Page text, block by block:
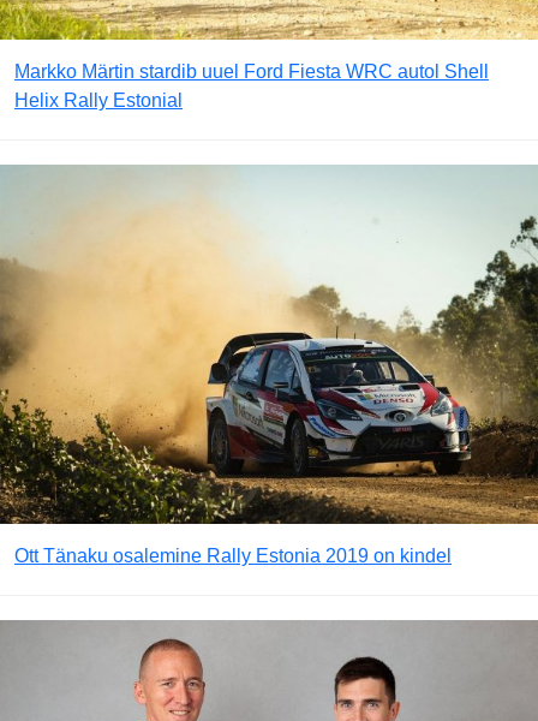
Markko Märtin stardib uuel Ford Fiesta WRC autol Shell
Helix Rally Estonial
Ott Tänaku osalemine Rally Estonia 2019 on kindel